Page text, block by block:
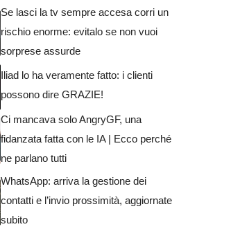
Se lasci la tv sempre accesa corri un
rischio enorme: evitalo se non vuoi
sorprese assurde
Iliad lo ha veramente fatto: i clienti
possono dire GRAZIE!
Ci mancava solo AngryGF, una
fidanzata fatta con le IA | Ecco perché
ne parlano tutti
WhatsApp: arriva la gestione dei
contatti e l’invio prossimità, aggiornate
subito